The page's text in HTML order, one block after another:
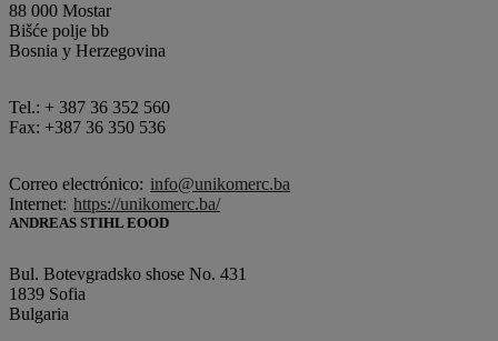
88 000 Mostar
Bišće polje bb
Bosnia y Herzegovina
Tel.: + 387 36 352 560
Fax: +387 36 350 536
Correo electrónico: info@unikomerc.ba
Internet: https://unikomerc.ba/
ANDREAS STIHL EOOD
Bul. Botevgradsko shose No. 431
1839 Sofia
Bulgaria